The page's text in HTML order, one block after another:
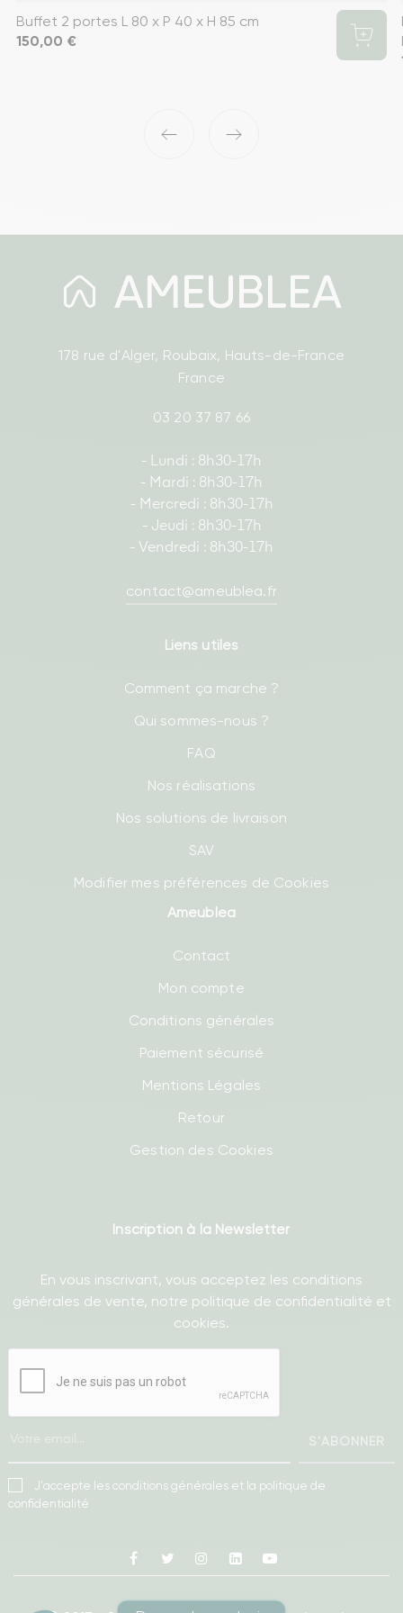
Buffet 2 portes L 80 x P 40 x H 85 cm
Prix
150,00 €
‹ ›
178 rue d'Alger, Roubaix, Hauts-de-France
France
03 20 37 87 66
- Lundi : 8h30-17h
- Mardi : 8h30-17h
- Mercredi : 8h30-17h
- Jeudi : 8h30-17h
- Vendredi : 8h30-17h
contact@ameublea.fr
Liens utiles
Comment ça marche ?
Qui sommes-nous ?
FAQ
Nos réalisations
Nos solutions de livraison
SAV
Modifier mes préférences de Cookies
Ameublea
Contact
Mon compte
Conditions générales
Paiement sécurisé
Mentions Légales
Retour
Gestion des Cookies
Inscription à la Newsletter
En vous inscrivant, vous acceptez les conditions
générales de vente, notre politique de confidentialité et
cookies.
S'ABONNER
J'accepte les conditions générales et la politique de
confidentialité
Facebook
Twitter InstagramLinkedin